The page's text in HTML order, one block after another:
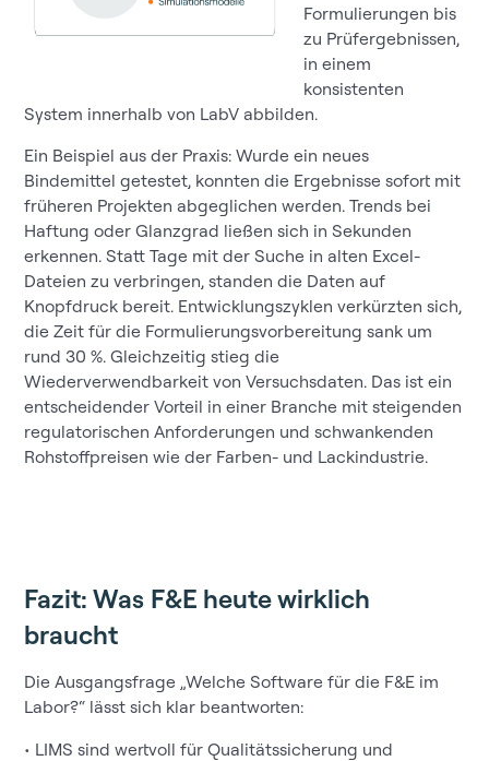
Formulierungen bis
zu Prüfergebnissen,
in einem
konsistenten
System innerhalb von LabV abbilden.
Ein Beispiel aus der Praxis: Wurde ein neues
Bindemittel getestet, konnten die Ergebnisse sofort mit
früheren Projekten abgeglichen werden. Trends bei
Haftung oder Glanzgrad ließen sich in Sekunden
erkennen. Statt Tage mit der Suche in alten Excel-
Dateien zu verbringen, standen die Daten auf
Knopfdruck bereit. Entwicklungszyklen verkürzten sich,
die Zeit für die Formulierungsvorbereitung sank um
rund 30 %. Gleichzeitig stieg die
Wiederverwendbarkeit von Versuchsdaten. Das ist ein
entscheidender Vorteil in einer Branche mit steigenden
regulatorischen Anforderungen und schwankenden
Rohstoffpreisen wie der Farben- und Lackindustrie.
Fazit: Was F&E heute wirklich
braucht
Die Ausgangsfrage „Welche Software für die F&E im
Labor?“ lässt sich klar beantworten:
• LIMS sind wertvoll für Qualitätssicherung und